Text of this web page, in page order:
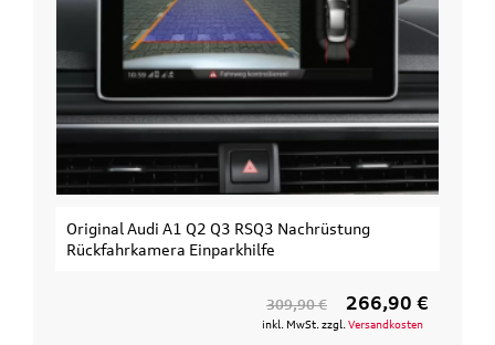
Original Audi A1 Q2 Q3 RSQ3 Nachrüstung
Rückfahrkamera Einparkhilfe
309,90 € 266,90 €
inkl. MwSt. zzgl. Versandkosten